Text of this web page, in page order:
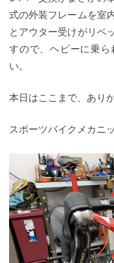
式の外装フレームを室
とアウター受けがリベ
すので、ヘビーに乗ら
い。
本日はここまで、あり
スポーツバイクメカニ